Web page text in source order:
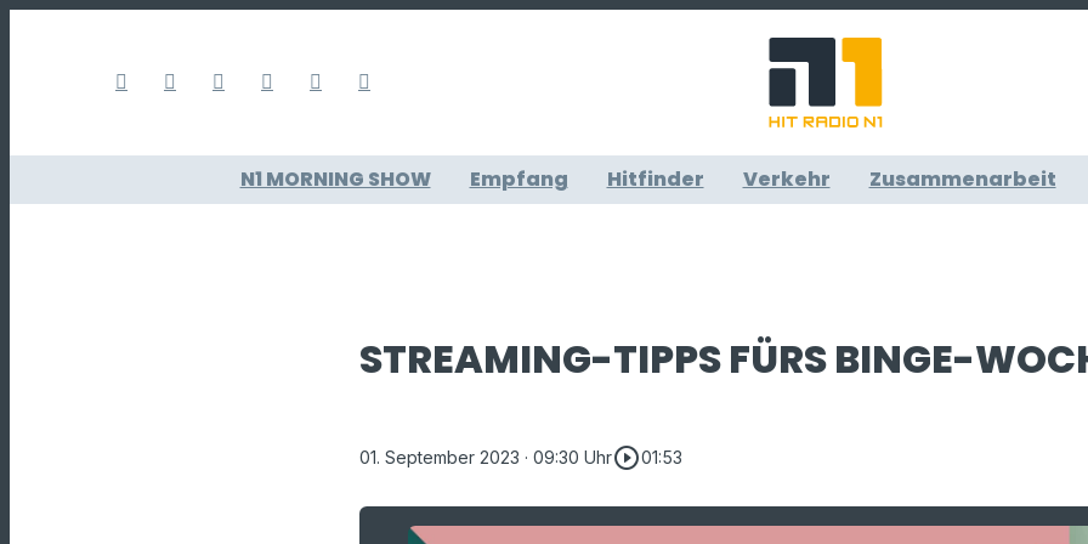
N1 MORNING SHOW Empfang Hitfinder Verkehr Zusammenarbeit
STREAMING-TIPPS FÜRS BINGE-
01. September 2023 · 09:30 Uhrplay_circle_outline01:53